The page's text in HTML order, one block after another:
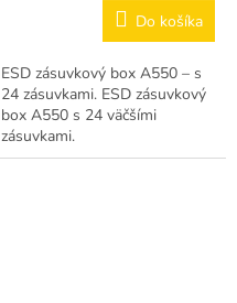
Do košíka
ESD zásuvkový box A550 – s
24 zásuvkami. ESD zásuvkový
box A550 s 24 väčšími
zásuvkami.